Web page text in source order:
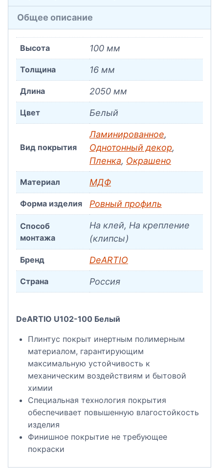
Общее описание
Высота 100 мм
Толщина 16 мм
Длина 2050 мм
Цвет Белый
Вид покрытия
Ламинированное,
Однотонный декор,
Пленка, Окрашено
Материал МДФ
Форма изделия Ровный профиль
Способ
монтажа
На клей, На крепление
(клипсы)
Бренд DeARTIO
Страна Россия
DeARTIO U102-100 Белый
Плинтус покрыт инертным полимерным
материалом, гарантирующим
максимальную устойчивость к
механическим воздействиям и бытовой
химии
Специальная технология покрытия
обеспечивает повышенную влагостойкость
изделия
Финишное покрытие не требующее
покраски